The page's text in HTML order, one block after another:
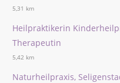
5,31 km
Heilpraktikerin
Therapeutin
5,42 km
Naturheilpraxis,